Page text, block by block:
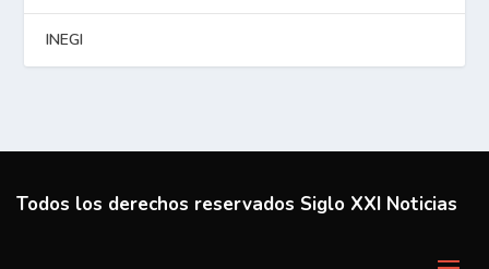
INEGI
Todos los derechos reservados Siglo XXI Noticias